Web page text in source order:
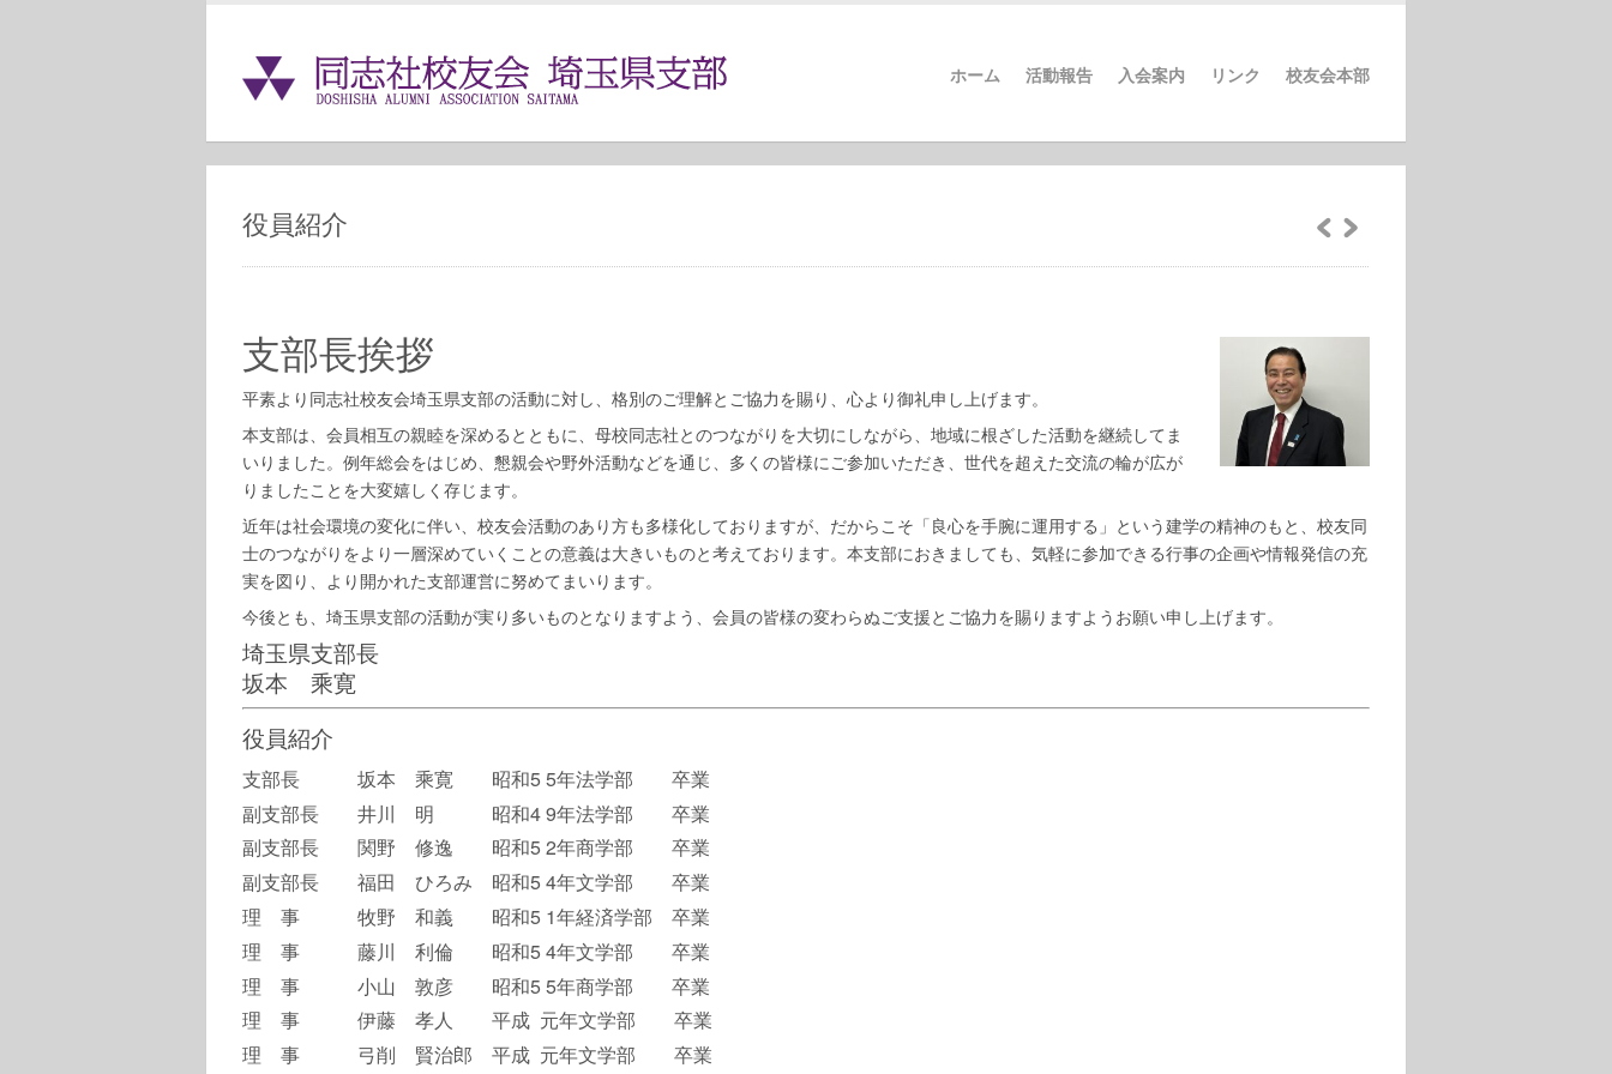
ホーム 活動報告 入会案内 リンク 校友会本部
役員紹介
支部長挨拶
平素より同志社校友会埼玉県支部の活動に対し、格別のご理解とご協力を賜り、心より御礼申し上げます。
本支部は、会員相互の親睦を深めるとともに、母校同志社とのつながりを大切にしながら、地域に根ざした活動を継続してま
いりました。例年総会をはじめ、懇親会や野外活動などを通じ、多くの皆様にご参加いただき、世代を超えた交流の輪が広が
りましたことを大変嬉しく存じます。
近年は社会環境の変化に伴い、校友会活動のあり方も多様化しておりますが、だからこそ「良心を手腕に運用する」という建学の精神のもと、校友同
士のつながりをより一層深めていくことの意義は大きいものと考えております。本支部におきましても、気軽に参加できる行事の企画や情報発信の充
実を図り、より開かれた支部運営に努めてまいります。
今後とも、埼玉県支部の活動が実り多いものとなりますよう、会員の皆様の変わらぬご支援とご協力を賜りますようお願い申し上げます。
埼玉県支部長
坂本 乘寛
役員紹介
支部長 坂本 乘寛 昭和5 5年法学部 卒業
副支部長 井川 明 昭和4 9年法学部 卒業
副支部長 関野 修逸 昭和5 2年商学部 卒業
副支部長 福田 ひろみ 昭和5 4年文学部 卒業
理 事 牧野 和義 昭和5 1年経済学部 卒業
理 事 藤川 利倫 昭和5 4年文学部 卒業
理 事 小山 敦彦 昭和5 5年商学部 卒業
理 事 伊藤 孝人 平成 元年文学部 卒業
理 事 弓削 賢治郎 平成 元年文学部 卒業